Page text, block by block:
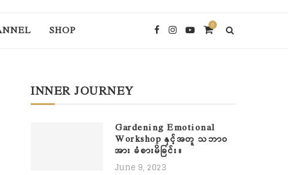
SHOP 0
INNER JOURNEY
Gardening Emotional
Workshop နှင့်အတူ သဘာဝ
အား ခံစားမိခြင်း။
June 9, 2023